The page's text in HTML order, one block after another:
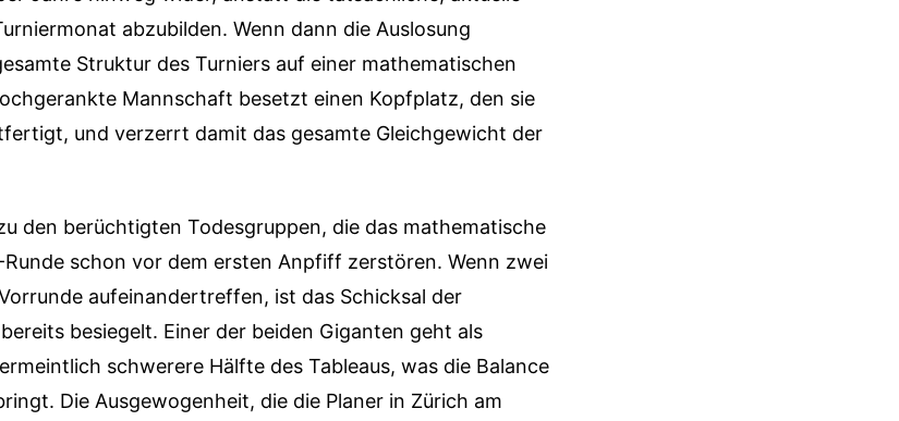
abzubilden. Wenn dann die Auslosung
Struktur des Turniers auf einer mathematischen
Mannschaft besetzt einen Kopfplatz, den sie
und verzerrt damit das gesamte Gleichgewicht der
den berüchtigten Todesgruppen, die das mathematische
schon vor dem ersten Anpfiff zerstören. Wenn zwei
aufeinandertreffen, ist das Schicksal der
besiegelt. Einer der beiden Giganten geht als
schwerere Hälfte des Tableaus, was die Balance
Die Ausgewogenheit, die die Planer in Zürich am